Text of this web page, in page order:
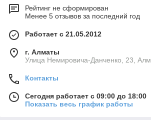
Рейтинг не сформирован
Менее 5 отзывов за последний год
Работает с 21.05.2012
г. Алматы
Улица Немировича-Данченко, 23,
Контакты
Сегодня работает с 09:00 до 18:00
Показать весь график работы